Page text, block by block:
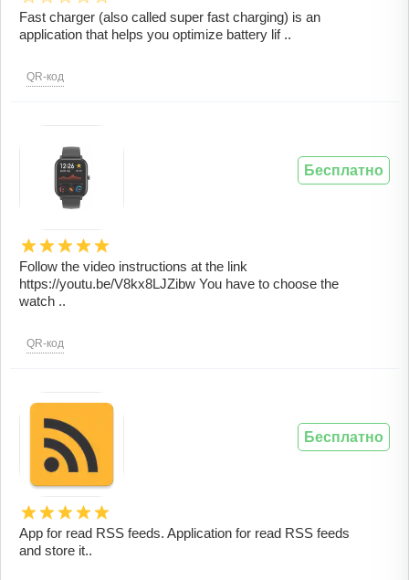
Fast charger (also called super fast charging) is an
application that helps you optimize battery lif ..
QR-код
Follow the video instructions at the link
https://youtu.be/V8kx8LJZibw You have to choose the
watch ..
QR-код
Бесплатно
App for read RSS feeds. Application for read RSS feeds
and store it..
Бесплатно